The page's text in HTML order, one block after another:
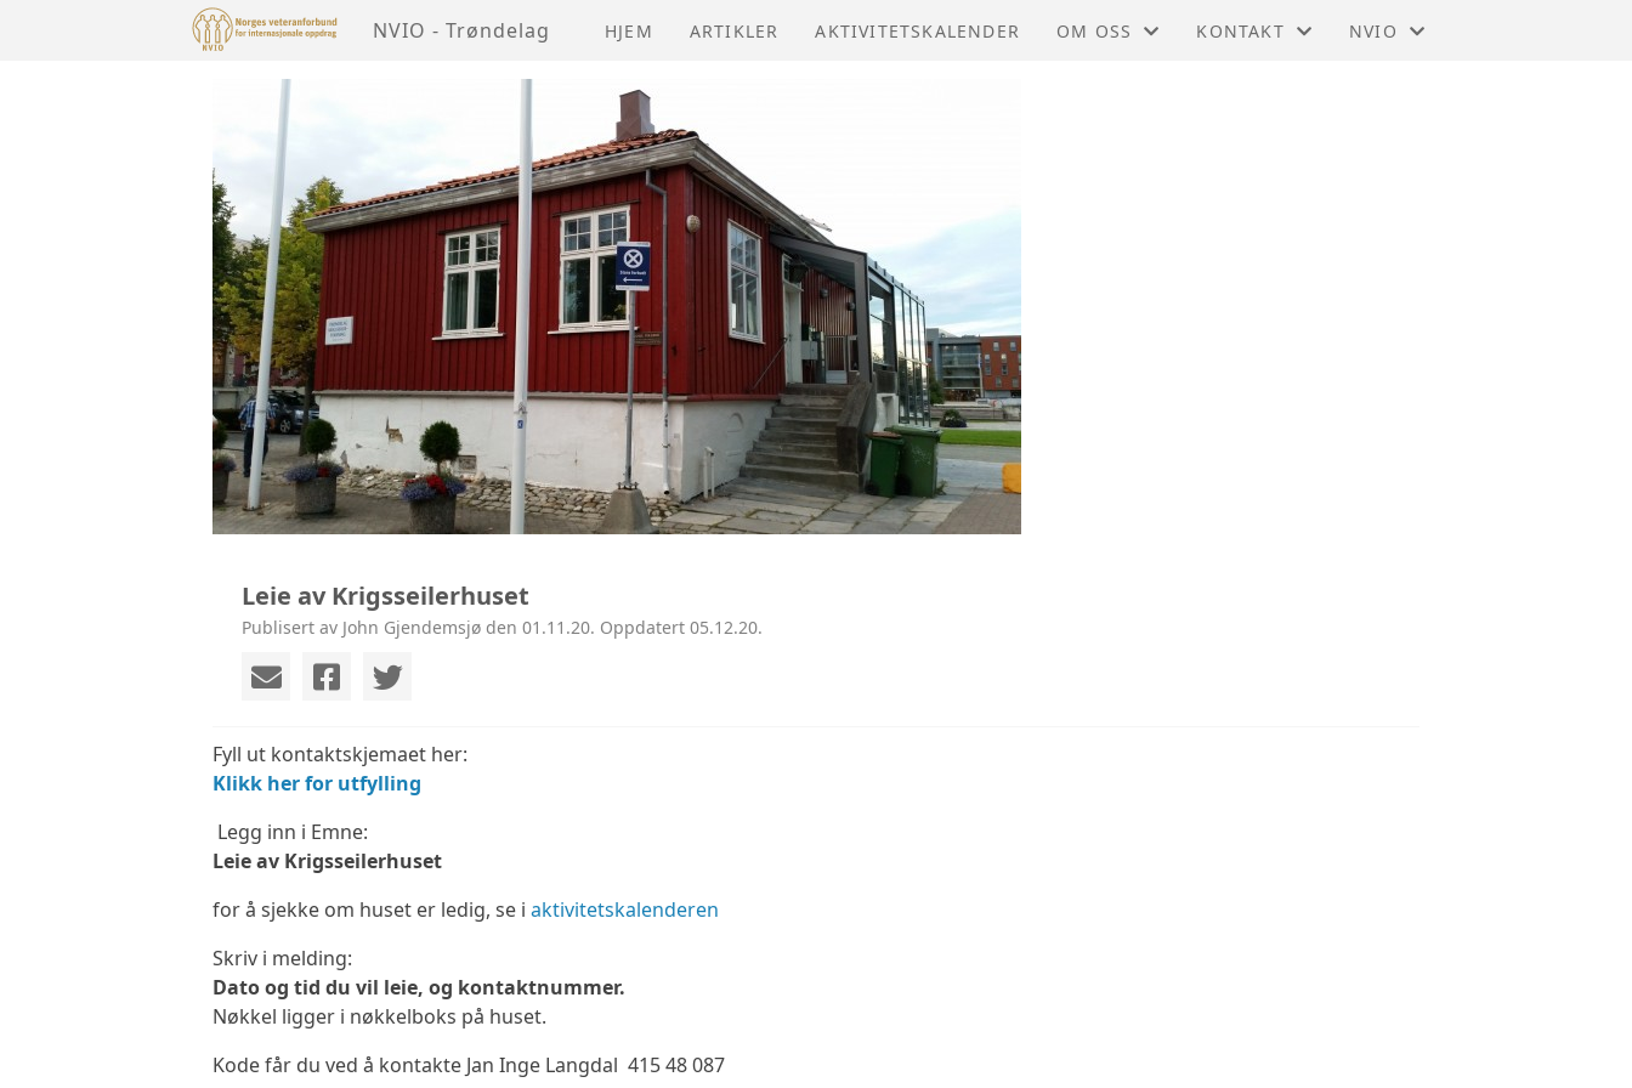
NVIO - Trøndelag HJEM ARTIKLER AKTIVITETSKALENDER OM OSS KONTAKT NVIO
Leie av Krigsseilerhuset
Publisert av John Gjendemsjø den 01.11.20. Oppdatert 05.12.20.
Fyll ut kontaktskjemaet her:
Klikk her for utfylling
Legg inn i Emne:
Leie av Krigsseilerhuset
for å sjekke om huset er ledig, se i aktivitetskalenderen
Skriv i melding:
Dato og tid du vil leie, og kontaktnummer.
Nøkkel ligger i nøkkelboks på huset.
Kode får du ved å kontakte Jan Inge Langdal 415 48 087